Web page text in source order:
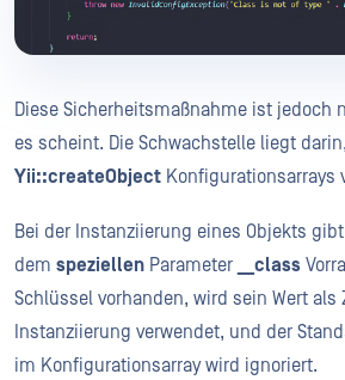
Diese Sicherheitsmaßnahme ist jedoch
es scheint. Die Schwachstelle liegt
Yii::createObject Konfigurationsarrays
Bei der Instanziierung eines Objekts gibt
dem speziellen Parameter __class
Schlüssel vorhanden, wird sein Wert
Instanziierung verwendet, und der
im Konfigurationsarray wird ignoriert.